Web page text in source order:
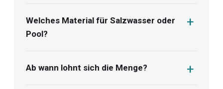
Welches Material für Salzwasser oder
Pool?
Ab wann lohnt sich die Menge?